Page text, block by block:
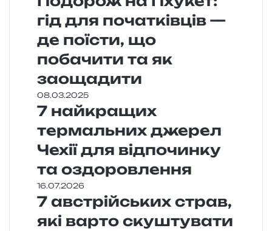
гід для початківців —
де поїсти, що
побачити та як
заощадити
08.03.2025
7 найкращих
термальних джерел
Чехії для відпочинку
та оздоровлення
16.07.2026
7 австрійських страв,
які варто скуштувати